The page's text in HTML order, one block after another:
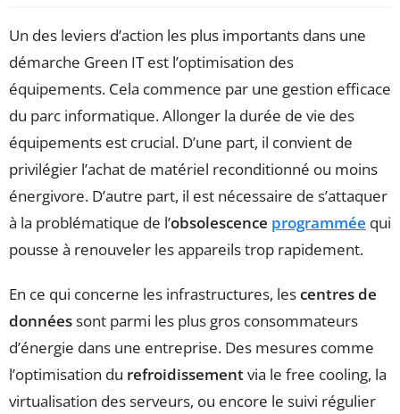
Un des leviers d’action les plus importants dans une
démarche Green IT est l’optimisation des
équipements. Cela commence par une gestion efficace
du parc informatique. Allonger la durée de vie des
équipements est crucial. D’une part, il convient de
privilégier l’achat de matériel reconditionné ou moins
énergivore. D’autre part, il est nécessaire de s’attaquer
à la problématique de l’obsolescence programmée qui
pousse à renouveler les appareils trop rapidement.
En ce qui concerne les infrastructures, lescentres de
donnéessont parmi les plus gros consommateurs
d’énergie dans une entreprise. Des mesures comme
l’optimisation du refroidissementvia le free cooling, la
virtualisation des serveurs, ou encore le suivi régulier